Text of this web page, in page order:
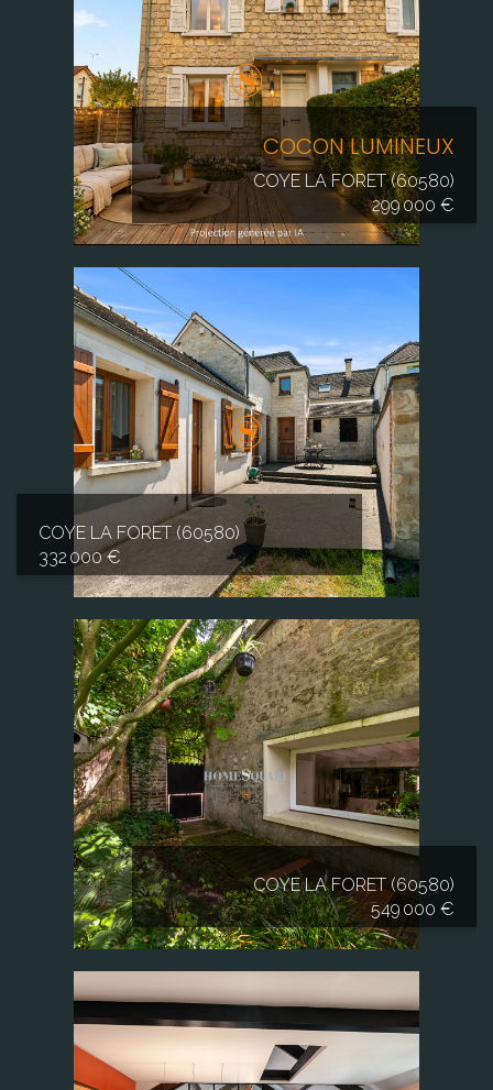
COCON LUMINEUX
COYE LA FORET (60580)
299 000 €
COYE LA FORET (60580)
332 000 €
COYE LA FORET (60580)
549 000 €